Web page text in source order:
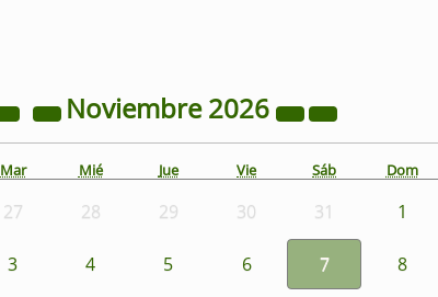
Noviembre2026
Mar Mié Jue Vie Sáb Dom
27 28 29 30 31 1
3 4 5 6 7 8